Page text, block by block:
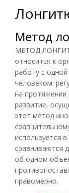
Метод
МЕТОД
относится к
работу с
человеком:
на протяжении
развитие,
этот метод
используется
сравниваются
об одном
правомерно.